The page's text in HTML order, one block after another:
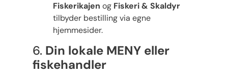
Fiskerikajen og Fiskeri & Skaldyr
tilbyder bestilling via egne
hjemmesider.
6. Din lokale MENY eller
fiskehandler